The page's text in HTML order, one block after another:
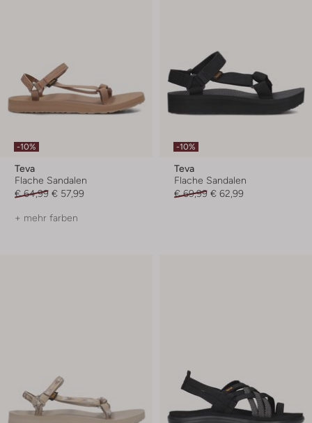
-10%
Teva
Flache Sandalen
€ 64,99 € 57,99
+ mehr farben
-10%
Teva
Flache Sandalen
€ 69,99 € 62,99